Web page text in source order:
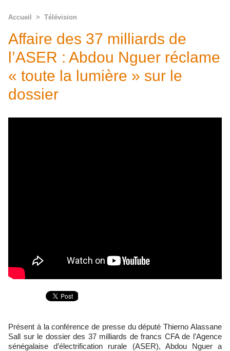
Accueil > Télévision
Affaire des 37 milliards de
l’ASER : Abdou Nguer réclame
« toute la lumière » sur le
dossier
Présent à la conférence de presse du député Thierno Alassane
Sall sur le dossier des 37 milliards de francs CFA de l’Agence
sénégalaise d’électrification rurale (ASER), Abdou Nguer a